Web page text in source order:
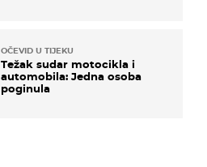
OČEVID U TIJEKU
Težak sudar motocikla i
automobila: Jedna osoba
poginula